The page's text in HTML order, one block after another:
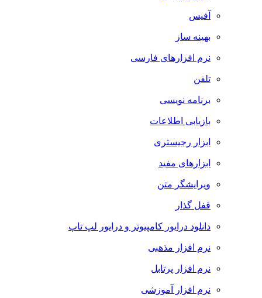
آفیس
بهینه ساز
نرم افزارهای فارسی
تلفن
برنامه نویسی
بازیابی اطلاعات
ابزار رجیستری
ابزارهای مفید
ویرایشگر متن
قفل گذار
دانلود درایور کامپیوتر و درایور لپ تاپ
نرم افزار مذهبی
نرم افزار پرتابل
نرم افزار آموزشی